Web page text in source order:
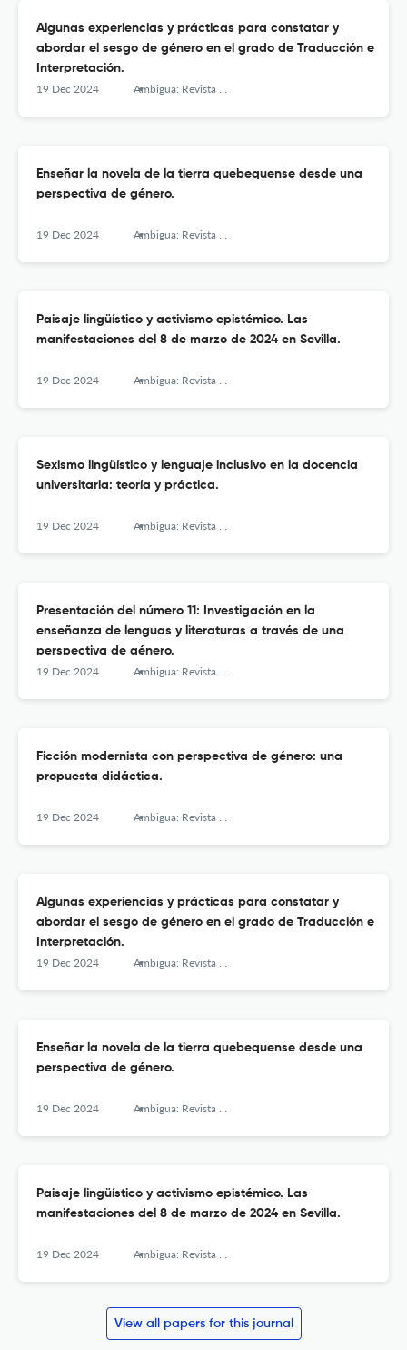
Algunas experiencias y prácticas para constatar y
abordar el sesgo de género en el grado de Traducción e
Interpretación.
19 Dec 2024 Ambigua: Revista de Investigaciones sobre Género y Estudios Culturales
Enseñar la novela de la tierra quebequense desde una
perspectiva de género.
19 Dec 2024 Ambigua: Revista de Investigaciones sobre Género y Estudios Culturales
Paisaje lingüístico y activismo epistémico. Las
manifestaciones del 8 de marzo de 2024 en Sevilla.
19 Dec 2024 Ambigua: Revista de Investigaciones sobre Género y Estudios Culturales
Sexismo lingüístico y lenguaje inclusivo en la docencia
universitaria: teoría y práctica.
19 Dec 2024 Ambigua: Revista de Investigaciones sobre Género y Estudios Culturales
Presentación del número 11: Investigación en la
enseñanza de lenguas y literaturas a través de una
perspectiva de género.
19 Dec 2024 Ambigua: Revista de Investigaciones sobre Género y Estudios Culturales
Ficción modernista con perspectiva de género: una
propuesta didáctica.
19 Dec 2024 Ambigua: Revista de Investigaciones sobre Género y Estudios Culturales
Algunas experiencias y prácticas para constatar y
abordar el sesgo de género en el grado de Traducción e
Interpretación.
19 Dec 2024 Ambigua: Revista de Investigaciones sobre Género y Estudios Culturales
Enseñar la novela de la tierra quebequense desde una
perspectiva de género.
19 Dec 2024 Ambigua: Revista de Investigaciones sobre Género y Estudios Culturales
Paisaje lingüístico y activismo epistémico. Las
manifestaciones del 8 de marzo de 2024 en Sevilla.
19 Dec 2024 Ambigua: Revista de Investigaciones sobre Género y Estudios Culturales
View all papers for this journal